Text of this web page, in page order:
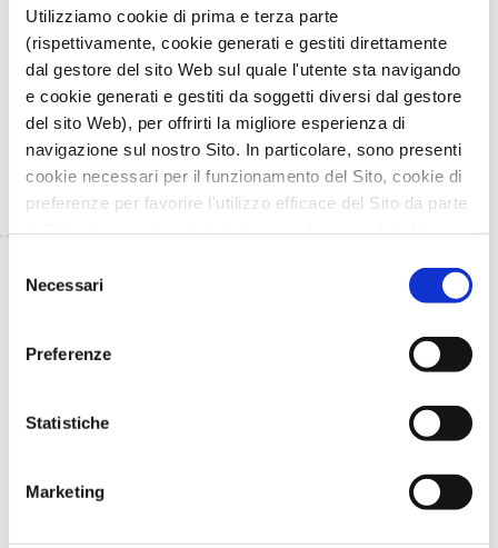
Utilizziamo cookie di prima e terza parte
(rispettivamente, cookie generati e gestiti direttamente
dal gestore del sito Web sul quale l'utente sta navigando
e cookie generati e gestiti da soggetti diversi dal gestore
del sito Web), per offrirti la migliore esperienza di
navigazione sul nostro Sito. In particolare, sono presenti
cookie necessari per il funzionamento del Sito, cookie di
preferenze per favorire l'utilizzo efficace del Sito da parte
categorie di cookie accettare.
Per maggiori informazioni, consulta le nostre pagine
delNecessari
Preferenze
Statistiche
Marketing
temi legatiall’olio extravergine di oliva, ai
cambiamenti climatici, all’agricoltura di
montagna e ai prodotti lattiero-caseari. In
questo articolol’elenco di tutte le iniziative
realizzate mentre le registrazioni degli interventi dei
relatori sono fruibili sulcanale YouTubedi Ager.
TORNA INDIETRO
TI È PIACIUTO IL POST?